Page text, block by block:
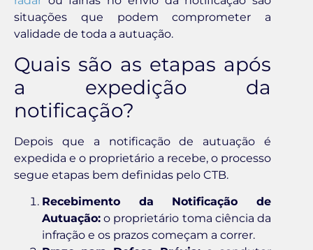
situações que podem comprometer a
validade de toda a autuação.
Quais são as etapas após
a expedição da
notificação?
Depois que a notificação de autuação é
expedida e o proprietário a recebe, o processo
segue etapas bem definidas pelo CTB.
Recebimento da Notificação de
Autuação: o proprietário toma ciência da
infração e os prazos começam a correr.